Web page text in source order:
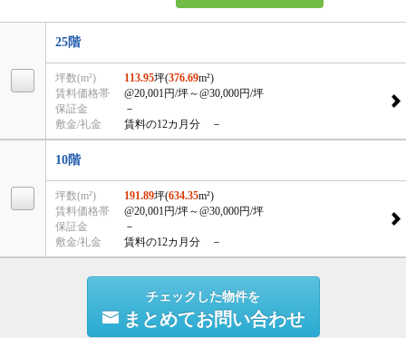
25階
坪数(m²) 113.95坪(376.69m²)
賃料価格帯
@20,001円/坪～@30,000円/坪
保証金
－
敷金/礼金
賃料の12カ月分 －
10階
坪数(m²) 191.89坪(634.35m²)
賃料価格帯
@20,001円/坪～@30,000円/坪
保証金
－
敷金/礼金
賃料の12カ月分 －
チェックした物件を
まとめてお問い合わせ